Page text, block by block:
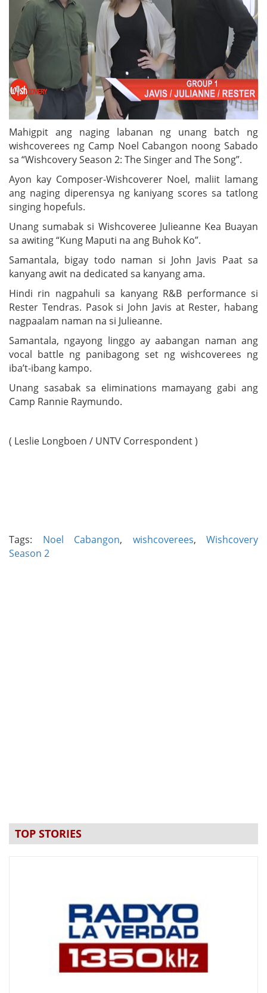
Mahigpit ang naging labanan ng unang batch ng
wishcoverees ng Camp Noel Cabangon noong Sabado
sa “Wishcovery Season 2: The Singer and The Song”.
Ayon kay Composer-Wishcoverer Noel, maliit lamang
ang naging diperensya ng kaniyang scores sa tatlong
singing hopefuls.
Unang sumabak si Wishcoveree Julieanne Kea Buayan
sa awiting “Kung Maputi na ang Buhok Ko”.
Samantala, bigay todo naman si John Javis Paat sa
kanyang awit na dedicated sa kanyang ama.
Hindi rin nagpahuli sa kanyang R&B performance si
Rester Tendras. Pasok si John Javis at Rester, habang
nagpaalam naman na si Julieanne.
Samantala, ngayong linggo ay aabangan naman ang
vocal battle ng panibagong set ng wishcoverees ng
iba’t-ibang kampo.
Unang sasabak sa eliminations mamayang gabi ang
Camp Rannie Raymundo.
( Leslie Longboen / UNTV Correspondent )
Tags: Noel Cabangon, wishcoverees, Wishcovery
Season 2
TOP STORIES